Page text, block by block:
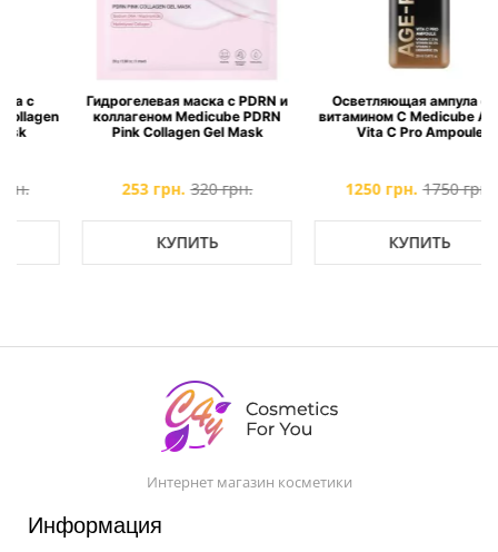
Гидрогелевая маска с PDRN и
коллагеном Medicube PDRN
Pink Collagen Gel Mask
253 грн. 320 грн.
КУПИТЬ
Осветляющая ампула с 21
витамином C Medicube AGE-R
Vita C Pro Ampoule
1250 грн. 1750 грн.
КУПИТЬ
Интернет магазин косметики
Информация